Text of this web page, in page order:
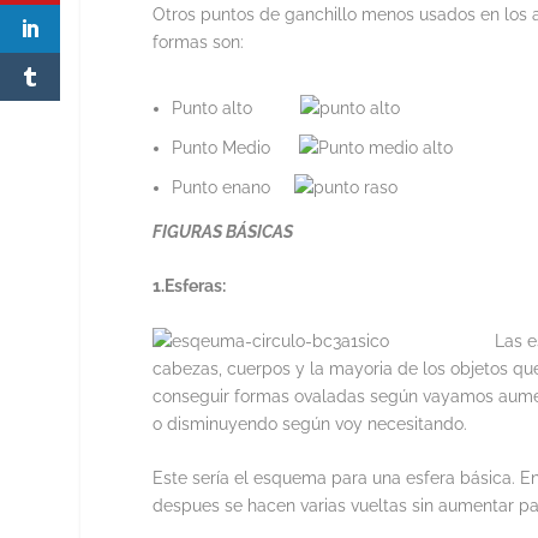
Otros puntos de ganchillo menos usados en
formas son:
Punto alto
Punto Medio
Punto enano
FIGURAS BÁSICAS
1.Esferas:
Las
cabezas, cuerpos y la mayoria de los objetos
conseguir formas ovaladas según vayamos
o disminuyendo según voy necesitando.
Este sería el esquema para una esfera básica.
despues se hacen varias vueltas sin aumentar